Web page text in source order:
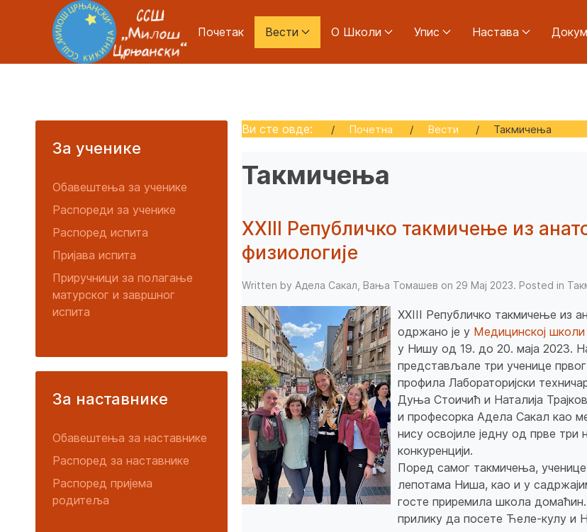
Почетак Вести О Школи Упис Настава
За ученике
Обавештења за ученике
Распореди за ученике
Распоред испита
Пријава испита
Приручници за полагање
матурског и завршног
испита
За наставнике
Обавештења за наставнике
Распоред за наставнике
Распоред пријема
родитеља
Ви сте овде: Почетна Вести Такмичења
Такмичења
XXIII Републичко такмичење из
физиологије
Written by Адела Сакал, Вања Томашев on 29 Мај 2023. Posted in
XXIII Републичко такмичење из
одржано је у Медицинској
у Нишу од 19. до 20. маја 2023.
представљале три ученице
профила Лабораторијски
Дуња Стоичић и Наталија
и професорка Адела Сакал као
нису освојиле једну од прве три
конкуренцији.
Поред самог такмичења,
лепотама Ниша, као и у
госте приремила школа
прилику да посете Ћеле-кулу и